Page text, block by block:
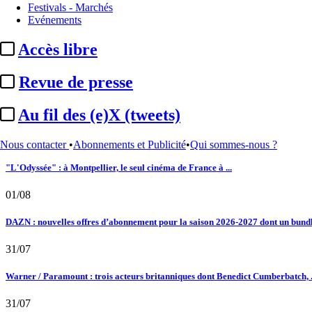
Festivals - Marchés
Evénements
Accès libre
Revue de presse
Au fil des (e)X (tweets)
Nous contacter •Abonnements et Publicité•Qui sommes-nous ?
Le fil actu
Au fil des (e)X (tweets) : Kavinsky, hommage, argentique, 4K, Clooney,
02/08
Satellifacts : pause d'été
02/08
"L'Odyssée" : à Montpellier, le seul cinéma de France à ...
01/08
DAZN : nouvelles offres d’abonnement pour la saison 2026-2027 dont un
31/07
Warner / Paramount : trois acteurs britanniques dont Benedict Cumberbatch,
31/07